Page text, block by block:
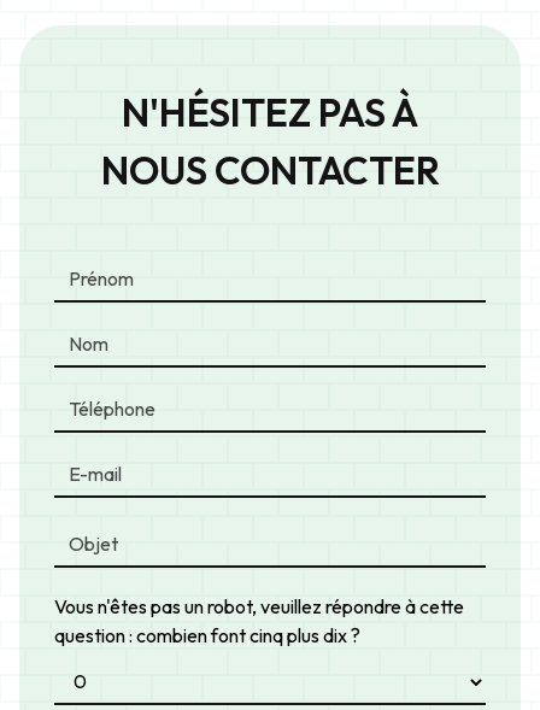
N'HÉSITEZ PAS À
NOUS CONTACTER
Vous n'êtes pas un robot, veuillez répondre à cette
question : combien font cinq plus dix ?